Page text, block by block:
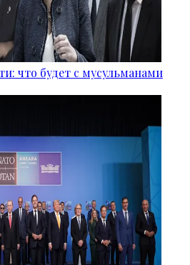
что будет с мусульманами